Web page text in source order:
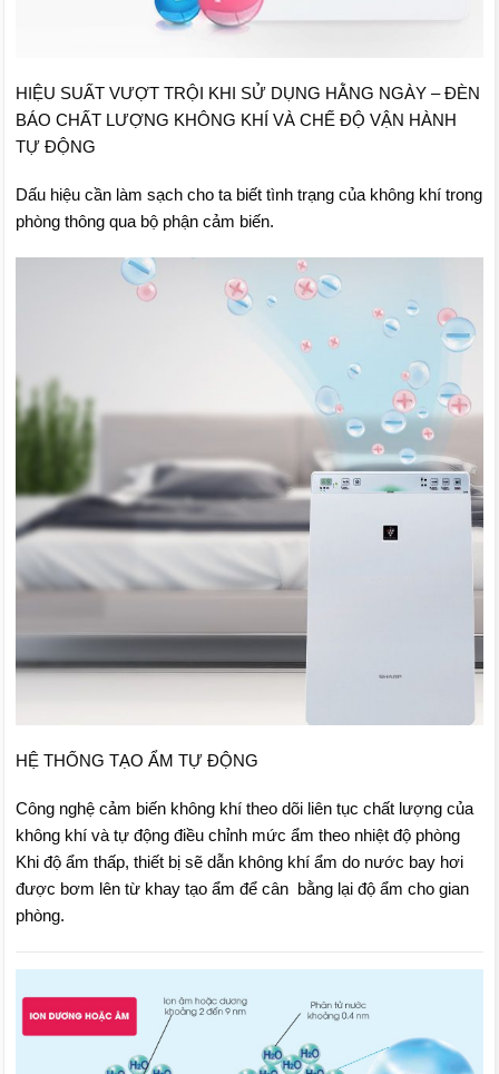
HIỆU SUẤT VƯỢT TRỘI KHI SỬ DỤNG HẰNG NGÀY – ĐÈN
BÁO CHẤT LƯỢNG KHÔNG KHÍ VÀ CHẾ ĐỘ VẬN HÀNH
TỰ ĐỘNG
Dấu hiệu cần làm sạch cho ta biết tình trạng của không khí trong
phòng thông qua bộ phận cảm biến.
HỆ THỐNG TẠO ẨM TỰ ĐỘNG
Công nghệ cảm biến không khí theo dõi liên tục chất lượng của
không khí và tự động điều chỉnh mức ẩm theo nhiệt độ phòng
Khi độ ẩm thấp, thiết bị sẽ dẫn không khí ẩm do nước bay hơi
được bơm lên từ khay tạo ẩm để cân bằng lại độ ẩm cho gian
phòng.